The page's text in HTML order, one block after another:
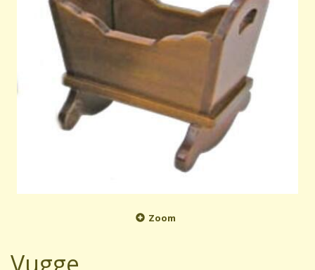
Zoom
Vugge